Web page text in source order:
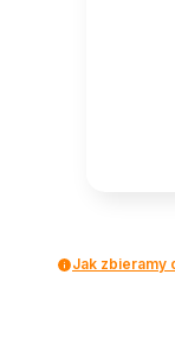
Jak zbieramy